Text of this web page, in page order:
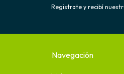
Registrate y recibí
Navegación